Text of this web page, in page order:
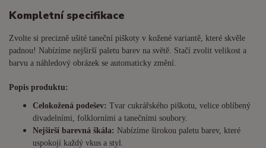
Kompletní specifikace
Zvolte si precizně ušité taneční piškoty v kožené variantě, které skvěle
padnou! Nabízíme nejširší paletu barev na světě. Stačí zvolit velikost a
barvu a náhledový obrázek se automaticky změní.
Popis produktu:
Celokožená podešev: Tvar cukrářského piškotu, velice oblíbený
divadelními, folklorními a tanečními soubory.
Nejširší barevná škála: Nabízíme širokou paletu barev, které
uspokojí každý vkus a styl.